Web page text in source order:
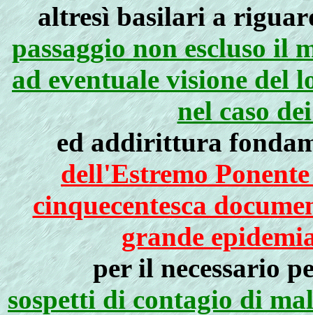
altresì basilari a
passaggio non escluso il
ad eventuale visione del
nel caso
ed addirittura
dell'Estremo
cinquecentesca
grande
per il necessario
sospetti di contagio di